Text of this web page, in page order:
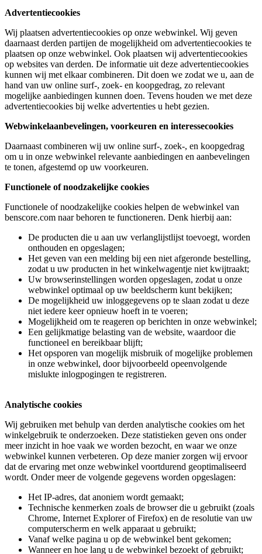
Advertentiecookies
Wij plaatsen advertentiecookies op onze webwinkel. Wij geven
daarnaast derden partijen de mogelijkheid om advertentiecookies te
plaatsen op onze webwinkel. Ook plaatsen wij advertentiecookies
op websites van derden. De informatie uit deze advertentiecookies
kunnen wij met elkaar combineren. Dit doen we zodat we u, aan de
hand van uw online surf-, zoek- en koopgedrag, zo relevant
mogelijke aanbiedingen kunnen doen. Tevens houden we met deze
advertentiecookies bij welke advertenties u hebt gezien.
Webwinkelaanbevelingen, voorkeuren en interessecookies
Daarnaast combineren wij uw online surf-, zoek-, en koopgedrag
om u in onze webwinkel relevante aanbiedingen en aanbevelingen
te tonen, afgestemd op uw voorkeuren.
Functionele of noodzakelijke cookies
Functionele of noodzakelijke cookies helpen de webwinkel van
benscore.com naar behoren te functioneren. Denk hierbij aan:
De producten die u aan uw verlanglijstlijst toevoegt, worden
onthouden en opgeslagen;
Het geven van een melding bij een niet afgeronde bestelling,
zodat u uw producten in het winkelwagentje niet kwijtraakt;
Uw browserinstellingen worden opgeslagen, zodat u onze
webwinkel optimaal op uw beeldscherm kunt bekijken;
De mogelijkheid uw inloggegevens op te slaan zodat u deze
niet iedere keer opnieuw hoeft in te voeren;
Mogelijkheid om te reageren op berichten in onze webwinkel;
Een gelijkmatige belasting van de website, waardoor die
functioneel en bereikbaar blijft;
Het opsporen van mogelijk misbruik of mogelijke problemen
in onze webwinkel, door bijvoorbeeld opeenvolgende
mislukte inlogpogingen te registreren.
Analytische cookies
Wij gebruiken met behulp van derden analytische cookies om het
winkelgebruik te onderzoeken. Deze statistieken geven ons onder
meer inzicht in hoe vaak we worden bezocht, en waar we onze
webwinkel kunnen verbeteren. Op deze manier zorgen wij ervoor
dat de ervaring met onze webwinkel voortdurend geoptimaliseerd
wordt. Onder meer de volgende gegevens worden opgeslagen:
Het IP-adres, dat anoniem wordt gemaakt;
Technische kenmerken zoals de browser die u gebruikt (zoals
Chrome, Internet Explorer of Firefox) en de resolutie van uw
computerscherm en welk apparaat u gebruikt;
Vanaf welke pagina u op de webwinkel bent gekomen;
Wanneer en hoe lang u de webwinkel bezoekt of gebruikt;